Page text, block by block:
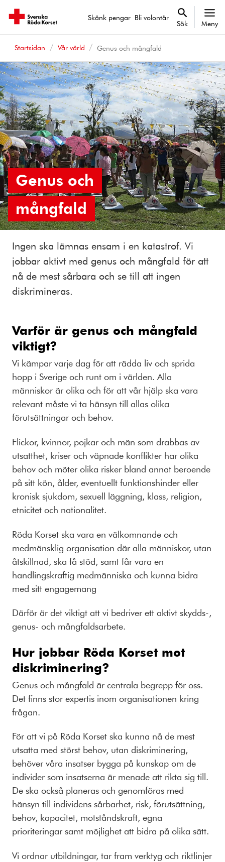
Skänk pengar Bli volontär
Sök Meny
Startsidan Vår värld Genus och mångfald
Genus och
mångfald
Ingen ska lämnas ensam i en katastrof. Vi
jobbar aktivt med genus och mångfald för att
nå de mest sårbara och se till att ingen
diskrimineras.
Varför är genus och mångfald
viktigt?
Vi kämpar varje dag för att rädda liv och sprida
hopp i Sverige och runt om i världen. Alla
människor är olika och för att vår hjälp ska vara
relevant måste vi ta hänsyn till allas olika
förutsättningar och behov.
Flickor, kvinnor, pojkar och män som drabbas av
utsatthet, kriser och väpnade konflikter har olika
behov och möter olika risker bland annat beroende
på sitt kön, ålder, eventuellt funktionshinder eller
kronisk sjukdom, sexuell läggning, klass, religion,
etnicitet och nationalitet.
Röda Korset ska vara en välkomnande och
medmänsklig organisation där alla människor, utan
åtskillnad, ska få stöd, samt får vara en
handlingskraftig medmänniska och kunna bidra
med sitt engagemang
Därför är det viktigt att vi bedriver ett aktivt skydds-,
genus- och mångfaldsarbete.
Hur jobbar Röda Korset mot
diskriminering?
Genus och mångfald är centrala begrepp för oss.
Det finns stor expertis inom organisationen kring
frågan.
För att vi på Röda Korset ska kunna nå de mest
utsatta med störst behov, utan diskriminering,
behöver våra insatser bygga på kunskap om de
individer som insatserna är menade att rikta sig till.
De ska också planeras och genomföras med
hänsyn till individens sårbarhet, risk, förutsättning,
behov, kapacitet, motståndskraft, egna
prioriteringar samt möjlighet att bidra på olika sätt.
Vi ordnar utbildningar, tar fram verktyg och riktlinjer